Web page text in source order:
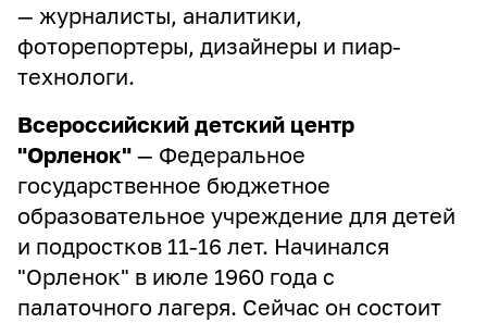
— журналисты, аналитики,
фоторепортеры, дизайнеры и пиар-
технологи.
Всероссийский детский центр
"Орленок" — Федеральное
государственное бюджетное
образовательное учреждение для детей
и подростков 11-16 лет. Начинался
"Орленок" в июле 1960 года с
палаточного лагеря. Сейчас он состоит